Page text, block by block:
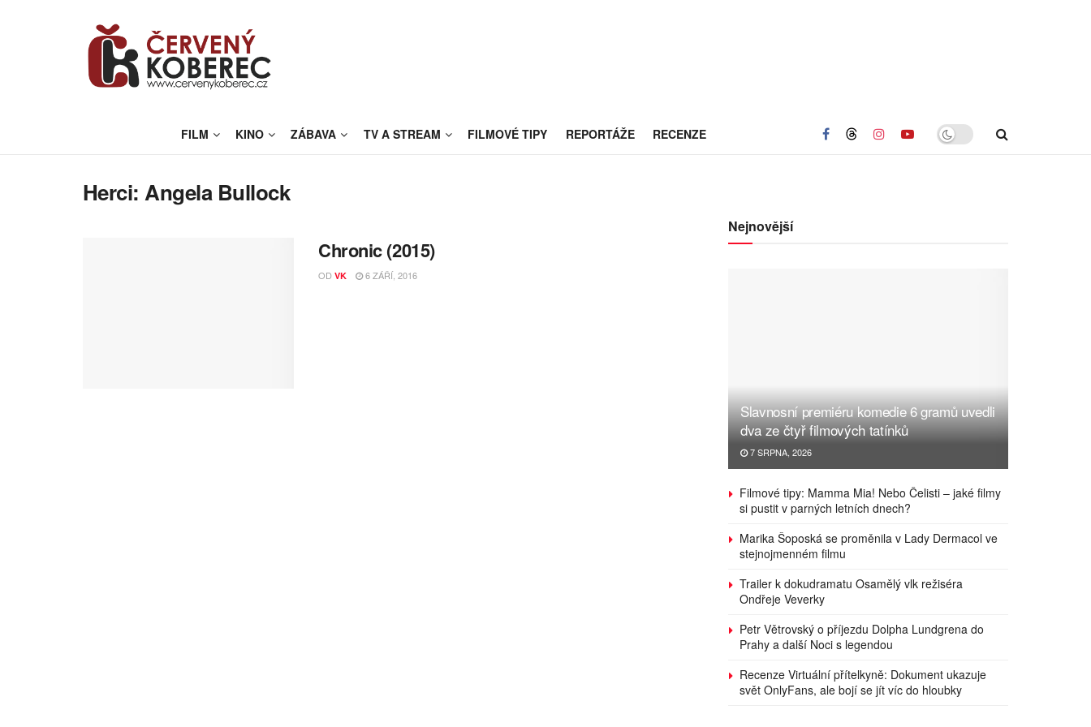
FILM KINO ZÁBAVA TV A STREAM FILMOVÉ TIPY REPORTÁŽE RECENZE
Herci:Angela Bullock
Chronic (2015)
OD VK 6 ZÁŘÍ, 2016
Nejnovější
Slavnosní premiéru komedie 6 gramů uvedli
dva ze čtyř filmových tatínků
7 SRPNA, 2026
Filmové tipy: Mamma Mia! Nebo Čelisti – jaké filmy
si pustit v parných letních dnech?
Marika Šoposká se proměnila v Lady Dermacol ve
stejnojmenném filmu
Trailer k dokudramatu Osamělý vlk režiséra
Ondřeje Veverky
Petr Větrovský o příjezdu Dolpha Lundgrena do
Prahy a další Noci s legendou
Recenze Virtuální přítelkyně: Dokument ukazuje
svět OnlyFans, ale bojí se jít víc do hloubky